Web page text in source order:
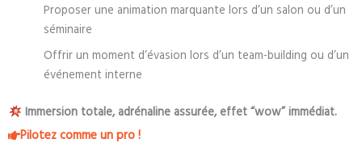
Proposer une animation marquante lors d’un salon ou d’un
séminaire
Offrir un moment d’évasion lors d’un team-building ou d’un
événement interne
Immersion totale, adrénaline assurée, effet “wow” immédiat.
Pilotez comme un pro !